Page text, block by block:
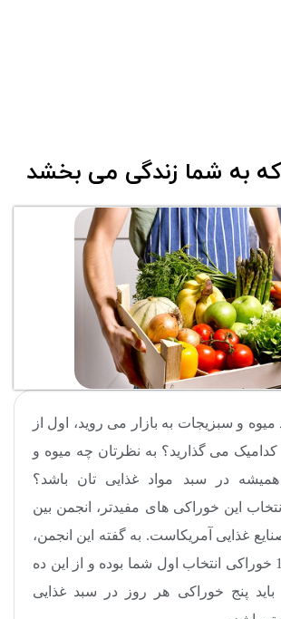
و سبزیجات به بازار می روید، اول از
می گذارید؟ به نظرتان چه میوه و
همیشه در سبد مواد غذایی تان باشد؟
این خوراکی های مفیدتر، انجمن بین
غذایی آمریکاست. به گفته این انجمن،
بهتر است این 10 خوراکی انتخاب اول شما بوده و از این ده
پنج خوراکی هر روز در سبد غذایی